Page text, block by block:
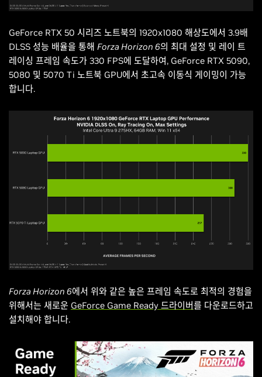
GeForce RTX 50 시리즈 노트북의 1920x1080 해상도에서 3.9배
DLSS 성능 배율을 통해 Forza Horizon 6의 최대 설정 및 레이 트
레이싱 프레임 속도가 330 FPS에 도달하여, GeForce RTX 5090,
5080 및 5070 Ti 노트북 GPU에서 초고속 이동식 게이밍이 가능
합니다.
Forza Horizon 6에서 위와 같은 높은 프레임 속도로 최적의 경험을
위해서는 새로운 GeForce Game Ready 드라이버를 다운로드하고
설치해야 합니다.